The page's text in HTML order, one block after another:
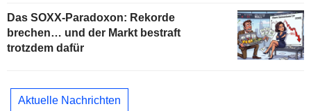
Das SOXX-Paradoxon: Rekorde
brechen… und der Markt bestraft
trotzdem dafür
Aktuelle Nachrichten